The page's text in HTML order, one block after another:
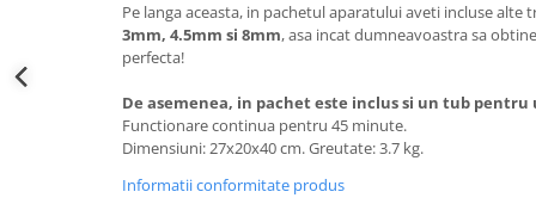
Pe langa aceasta, in pachetul aparatului aveti incluse alte
3mm, 4.5mm si 8mm, asa incat dumneavoastra sa
perfecta!
De asemenea, in pachet este inclus si un tub
Functionare continua pentru 45 minute.
Dimensiuni: 27x20x40 cm. Greutate: 3.7 kg.
Informatii conformitate produs